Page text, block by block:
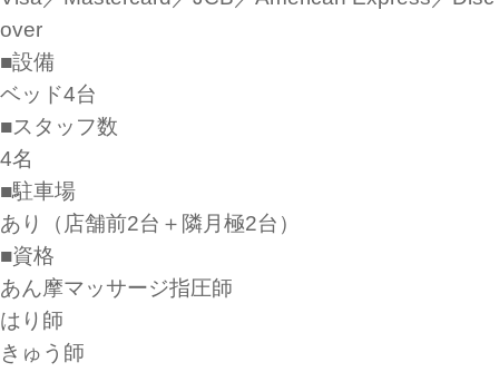
over
■設備
ベッド4台
■スタッフ数
4名
■駐車場
あり（店舗前2台＋隣月極2台）
■資格
あん摩マッサージ指圧師
はり師
きゅう師